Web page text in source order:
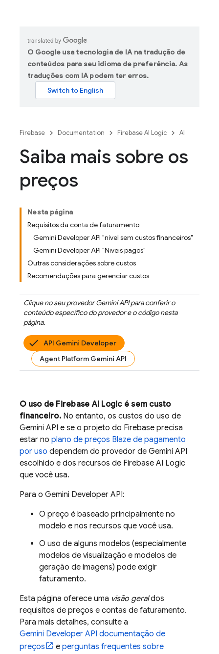
O Google usa tecnologia de IA na tradução de
conteúdos para seu idioma de preferência. As
traduções com IA podem ter erros.
Firebase Documentation Firebase AI Logic AI
Saiba mais sobre os
preços
Nesta página
Requisitos da conta de faturamento
Gemini Developer API "nível sem custos financeiros"
Gemini Developer API "Níveis pagos"
Outras considerações sobre custos
Recomendações para gerenciar custos
Clique no seu provedorGemini APIpara conferir o
conteúdo específico do provedor e o código nesta
página.
API Gemini Developer
Agent Platform Gemini API
O uso de Firebase AI Logicé sem custo
financeiro.No entanto, os custos do uso de
Gemini API e se o projeto do Firebase precisa
estar no plano de preços Blaze de pagamento
por uso dependem do provedor de Gemini API
escolhido e dos recursos de Firebase AI Logic
que você usa.
Para o Gemini Developer API:
O preço é baseado principalmente no
modelo e nos recursos que você usa.
O uso de alguns modelos (especialmente
modelos de visualização e modelos de
geração de imagens) pode exigir
faturamento.
Esta página oferece uma visão geraldos
requisitos de preços e contas de faturamento.
Para mais detalhes, consulte a
Gemini Developer API documentação de
preços
e perguntas frequentes sobre